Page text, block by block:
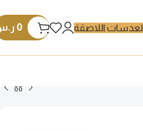
اللاصقة 0